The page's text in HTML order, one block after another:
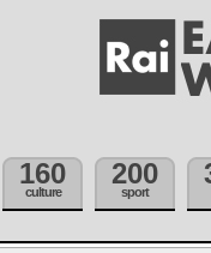
160
culture
200
sport